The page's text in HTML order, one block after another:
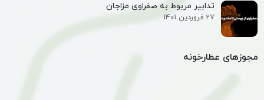
تدابیر مربوط به صفراوی مزاجان
27 فروردین 1401
مجوزهای عطارخونه